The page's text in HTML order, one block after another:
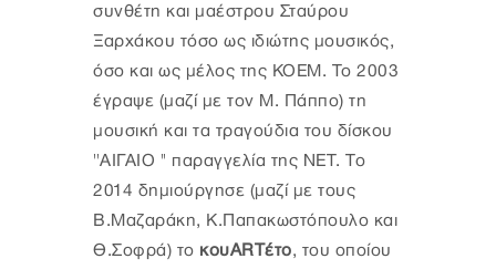
συνθέτη και μαέστρου Σταύρου
Ξαρχάκου τόσο ως ιδιώτης μουσικός,
όσο και ως μέλος της ΚΟΕΜ. Το 2003
έγραψε (μαζί με τον Μ. Πάππο) τη
μουσική και τα τραγούδια του δίσκου
''ΑΙΓΑΙΟ '' παραγγελία της ΝΕΤ. Το
2014 δημιούργησε (μαζί με τους
Β.Μαζαράκη, Κ.Παπακωστόπουλο και
Θ.Σοφρά) το κουΑRTέτο, του οποίου